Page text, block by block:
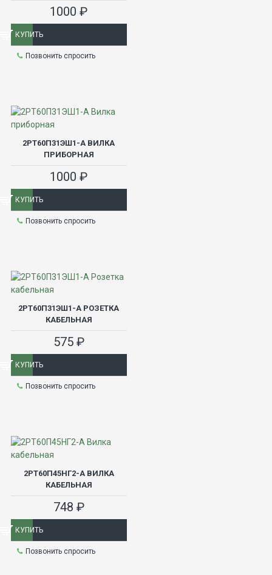
1000 ₽
КУПИТЬ
Позвонить спросить
2РТ60П31ЭШ1-А ВИЛКА
ПРИБОРНАЯ
1000 ₽
КУПИТЬ
Позвонить спросить
2РТ60П31ЭШ1-А РОЗЕТКА
КАБЕЛЬНАЯ
575 ₽
КУПИТЬ
Позвонить спросить
2РТ60П45НГ2-А ВИЛКА
КАБЕЛЬНАЯ
748 ₽
КУПИТЬ
Позвонить спросить